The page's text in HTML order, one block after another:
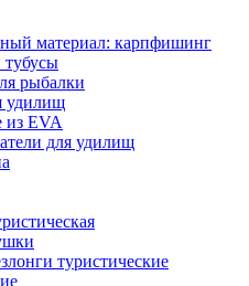
материал: карпфишинг
рыбалки
удилищ
EVA
для удилищ
туристические